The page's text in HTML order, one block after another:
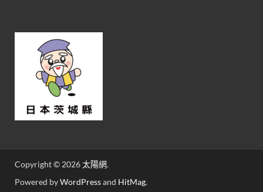
Copyright © 2026太陽網.
Powered byWordPressand HitMag.